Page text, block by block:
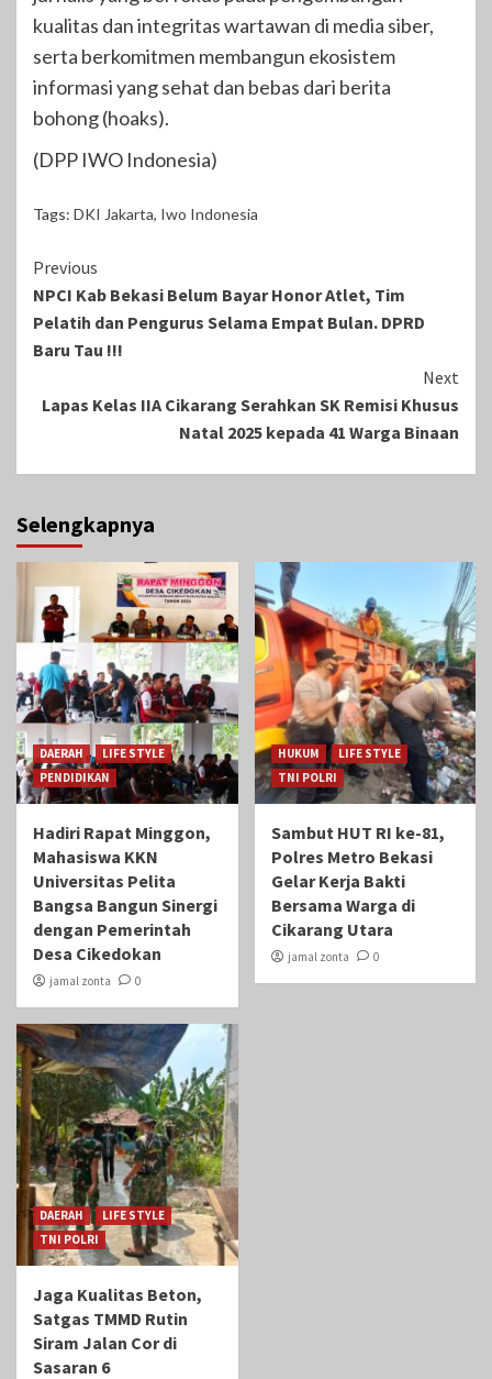
kualitas dan integritas wartawan di media siber,
serta berkomitmen membangun ekosistem
informasi yang sehat dan bebas dari berita
bohong (hoaks).
(DPP IWO Indonesia)
Tags: DKI Jakarta, Iwo Indonesia
Continue
Reading
Previous
NPCI Kab Bekasi Belum Bayar Honor Atlet, Tim
Pelatih dan Pengurus Selama Empat Bulan. DPRD
Baru Tau !!!
Next
Lapas Kelas IIA Cikarang Serahkan SK Remisi Khusus
Natal 2025 kepada 41 Warga Binaan
Selengkapnya
DAERAH
LIFE STYLE
PENDIDIKAN
Hadiri Rapat Minggon,
Mahasiswa KKN
Universitas Pelita
Bangsa Bangun Sinergi
dengan Pemerintah
Desa Cikedokan
jamal zonta 0
HUKUM
LIFE STYLE
TNI POLRI
Sambut HUT RI ke-81,
Polres Metro Bekasi
Gelar Kerja Bakti
Bersama Warga di
Cikarang Utara
jamal zonta 0
DAERAH
LIFE STYLE
TNI POLRI
Jaga Kualitas Beton,
Satgas TMMD Rutin
Siram Jalan Cor di
Sasaran 6